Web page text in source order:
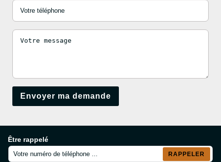
Être rappelé